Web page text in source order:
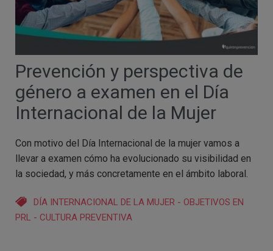
Prevención y perspectiva de
género a examen en el Día
Internacional de la Mujer
Con motivo del Día Internacional de la mujer vamos a
llevar a examen cómo ha evolucionado su visibilidad en
la sociedad, y más concretamente en el ámbito laboral.
DÍA INTERNACIONAL DE LA MUJER - OBJETIVOS EN
PRL - CULTURA PREVENTIVA